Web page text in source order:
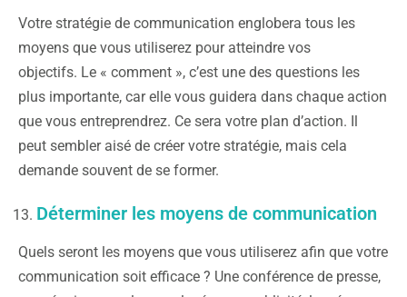
Votre stratégie de communication englobera tous les
moyens que vous utiliserez pour atteindre vos
objectifs. Le « comment », c’est une des questions les
plus importante, car elle vous guidera dans chaque action
que vous entreprendrez. Ce sera votre plan d’action. Il
peut sembler aisé de créer votre stratégie, mais cela
demande souvent de se former.
Déterminer les moyens de communication
Quels seront les moyens que vous utiliserez afin que votre
communication soit efficace ? Une conférence de presse,